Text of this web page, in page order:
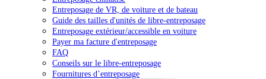
Entreposage de VR, de voiture et de bateau
Guide des tailles d'unités de libre-entreposage
Entreposage extérieur/accessible en voiture
Payer ma facture d'entreposage
FAQ
Conseils sur le libre-entreposage
Fournitures d’entreposage